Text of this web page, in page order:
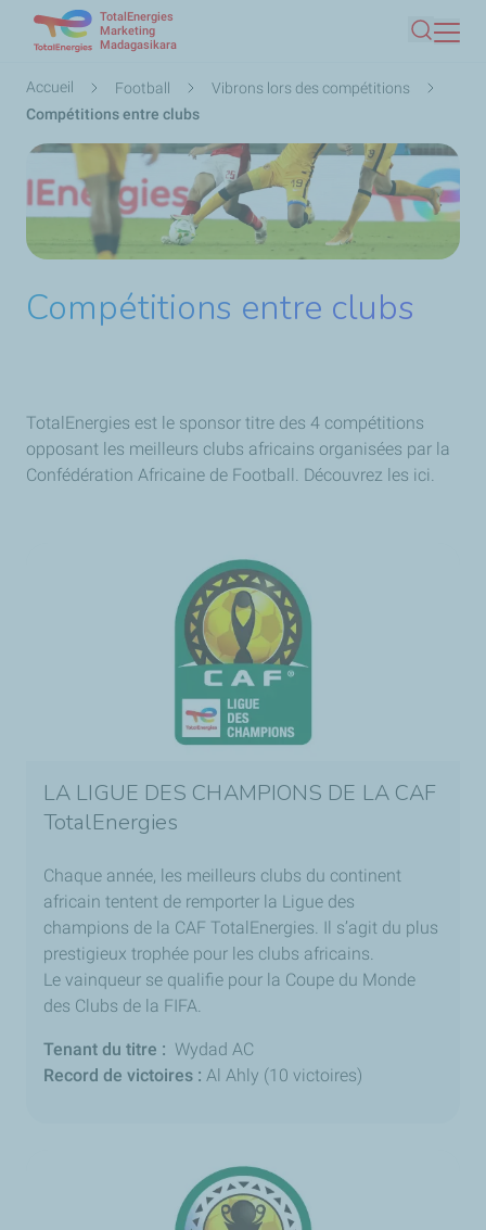
contenu
TotalEnergies
Marketing
Madagasikara
Fil
d'Ariane
Accueil Football
Vibrons lors des compétitions
Compétitions entre clubs
Compétitions entre clubs
TotalEnergies est le sponsor titre des 4 compétitions
opposant les meilleurs clubs africains organisées par la
Confédération Africaine de Football. Découvrez les ici.
LA LIGUE DES CHAMPIONS DE LA CAF
TotalEnergies
Chaque année, les meilleurs clubs du continent
africain tentent de remporter la Ligue des
champions de la CAF TotalEnergies. Il s’agit du plus
prestigieux trophée pour les clubs africains.
Le vainqueur se qualifie pour la Coupe du Monde
des Clubs de la FIFA.
Tenant du titre : Wydad AC
Record de victoires : Al Ahly (10 victoires)